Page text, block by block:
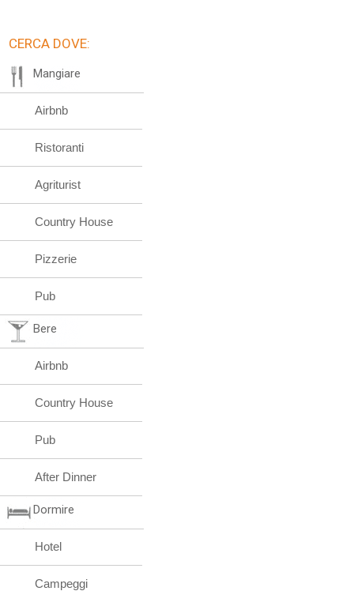
CERCA DOVE:
Mangiare
Airbnb
Ristoranti
Agriturist
Country House
Pizzerie
Pub
Bere
Airbnb
Country House
Pub
After Dinner
Dormire
Hotel
Campeggi